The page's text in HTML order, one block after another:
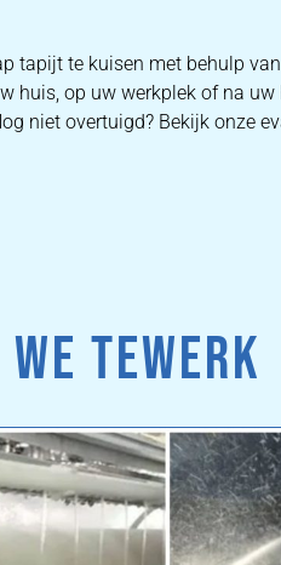
te kuisen met behulp
op uw werkplek of na
niet overtuigd? Bekijk onze
TEWERK